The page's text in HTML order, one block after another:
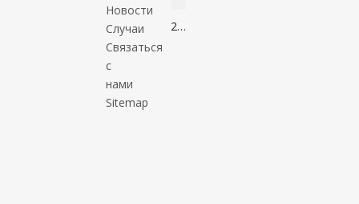
Новости
Случаи
Связаться
с
нами
Sitemap
6
2-